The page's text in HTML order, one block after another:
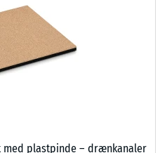
med plastpinde – drænkanaler